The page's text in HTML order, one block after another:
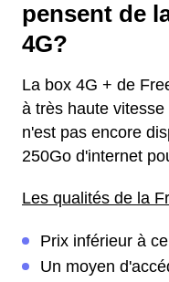
pensent de
4G?
La box 4G + de
à très haute
n'est pas encore
250Go d'internet
Les qualités de la
Prix inférieur à
Un moyen